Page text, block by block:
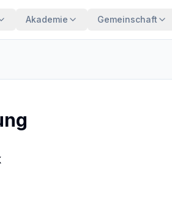
Akademie Gemeinschaft